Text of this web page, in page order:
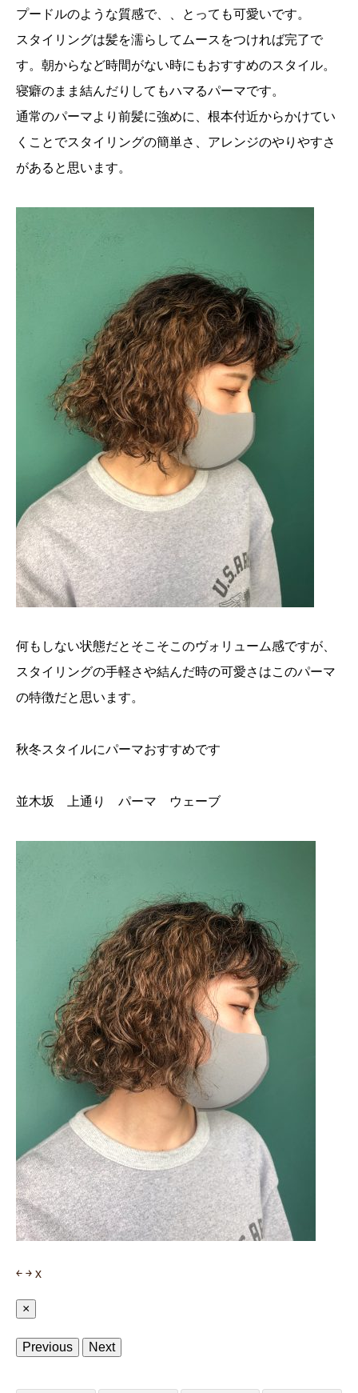
プードルのような質感で、、とっても可愛いです。
スタイリングは髪を濡らしてムースをつければ完了で
す。朝からなど時間がない時にもおすすめのスタイル。
寝癖のまま結んだりしてもハマるパーマです。
通常のパーマより前髪に強めに、根本付近からかけてい
くことでスタイリングの簡単さ、アレンジのやりやすさ
があると思います。
何もしない状態だとそこそこのヴォリューム感ですが、
スタイリングの手軽さや結んだ時の可愛さはこのパーマ
の特徴だと思います。
秋冬スタイルにパーマおすすめです
並木坂 上通り パーマ ウェーブ
￩ ￫ x
×
Previous Next